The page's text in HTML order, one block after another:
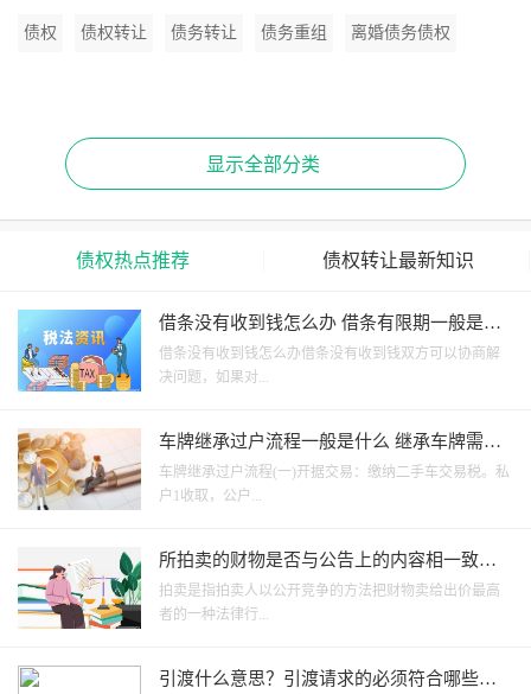
债权 债权转让 债务转让 债务重组 离婚债务债权
显示全部分类
债权热点推荐 债权转让最新知识
借条没有收到钱怎么办 借条有限期一般是多
少年？
借条没有收到钱怎么办借条没有收到钱双方可以协商解
决问题，如果对...
车牌继承过户流程一般是什么 继承车牌需要
哪些条件？
车牌继承过户流程(一)开据交易：缴纳二手车交易税。私
户1收取，公户...
所拍卖的财物是否与公告上的内容相一致
等？
拍卖是指拍卖人以公开竞争的方法把财物卖给出价最高
者的一种法律行...
引渡什么意思？引渡请求的必须符合哪些的